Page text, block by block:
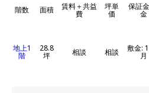
階数 面積 賃料＋共益
費
坪単
価
保証
金
地上1
階
28.8
坪 相談 相談 敷金:
月